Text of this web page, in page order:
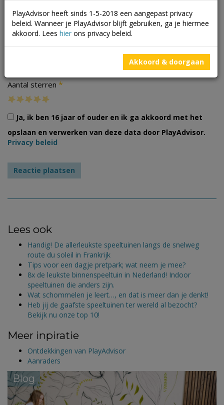
Aantal sterren *
Ja, ik ben 16 jaar of ouder en ik ga akkoord met het
opslaan en verwerken van deze data door PlayAdvisor.
Privacy beleid
Lees ook
Handig! De allerleukste speeltuinen langs de snelweg
route du soleil in Frankrijk
Tips voor een dagje pretpark; wat neem je mee?
8x de leukste binnenspeeltuin in Nederland! Indoor
speeltuinen die anders zijn.
Wat schommelen je leert…, en dat is meer dan je denkt!
Heb jij de gaafste speeltuinen ter wereld al bezocht?
Bekijk nu onze top 10!
Meer inpiratie
Ontdekkingen van PlayAdvisor
Aanraders
Blog
PlayAdvisor heeft sinds 1-5-2018 een aangepast privacy
beleid. Wanneer je PlayAdvisor blijft gebruiken, ga je hiermee
akkoord. Lees hier ons privacy beleid.
Akkoord & doorgaan